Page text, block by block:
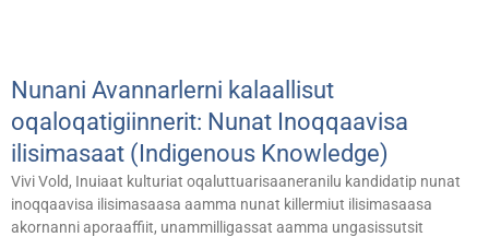
Nunani Avannarlerni kalaallisut
oqaloqatigiinnerit: Nunat Inoqqaavisa
ilisimasaat (Indigenous Knowledge)
Vivi Vold, Inuiaat kulturiat oqaluttuarisaaneranilu kandidatip nunat
inoqqaavisa ilisimasaasa aamma nunat killermiut ilisimasaasa
akornanni aporaaffiit, unammilligassat aamma ungasissutsit